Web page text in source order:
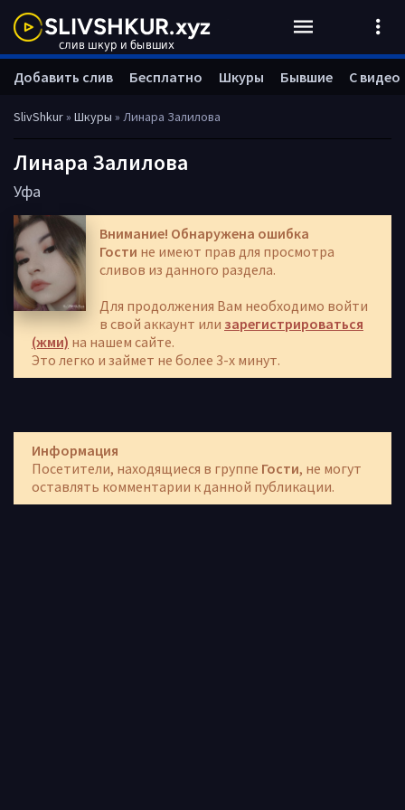
SlivShkur» Шкуры » Линара Залилова
Линара Залилова
Уфа
Внимание! Обнаружена ошибка
Гости не имеют прав для просмотра
сливов из данного раздела.
Для продолжения Вам необходимо войти
в свой аккаунт или зарегистрироваться
(жми) на нашем сайте.
Это легко и займет не более 3-х минут.
Информация
Посетители, находящиеся в группе Гости, не могут
оставлять комментарии к данной публикации.
Добавить слив Бесплатно Шкуры Бывшие С видео